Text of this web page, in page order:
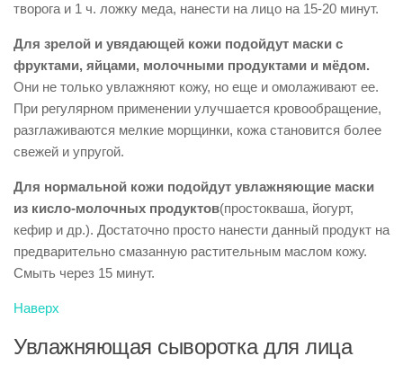
творога и 1 ч. ложку меда, нанести на лицо на 15-20 минут.
Для зрелой и увядающей кожи подойдут маски с
фруктами, яйцами, молочными продуктами и мёдом.
Они не только увлажняют кожу, но еще и омолаживают ее.
При регулярном применении улучшается кровообращение,
разглаживаются мелкие морщинки, кожа становится более
свежей и упругой.
Для нормальной кожи подойдут увлажняющие маски
из кисло-молочных продуктов(простокваша, йогурт,
кефир и др.). Достаточно просто нанести данный продукт на
предварительно смазанную растительным маслом кожу.
Смыть через 15 минут.
Наверх
Увлажняющая сыворотка для лица